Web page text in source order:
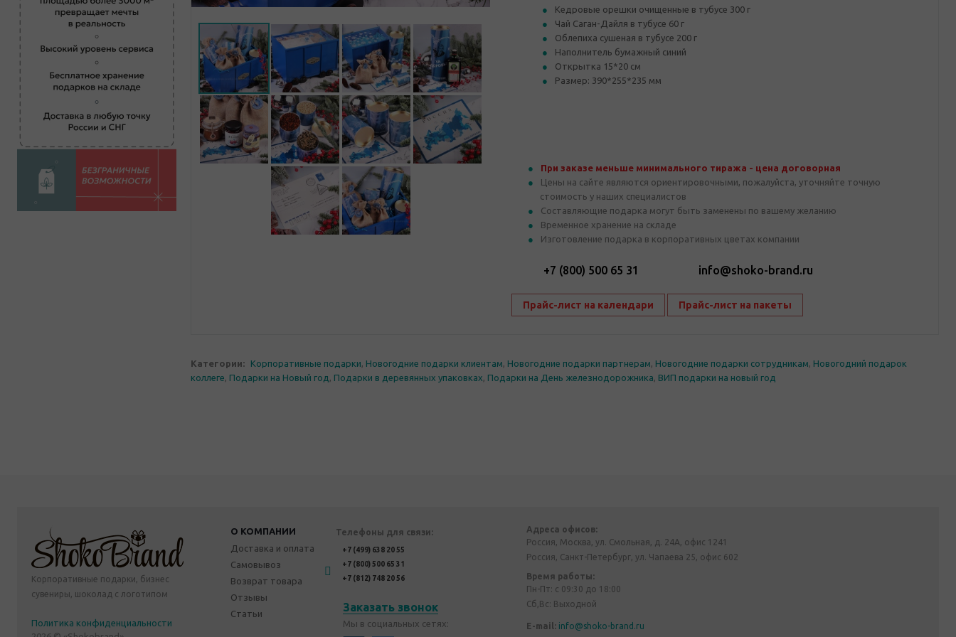
Кедровые орешки очищенные в тубусе 300 г
Чай Саган-Дайля в тубусе 60 г
Облепиха сушеная в тубусе 200 г
Наполнитель бумажный синий
Открытка 15*20 см
Размер: 390*255*235 мм
При заказе меньше минимального тиража - цена договорная
Цены на сайте являются ориентировочными, пожалуйста, уточняйте точную
стоимость у наших специалистов
Составляющие подарка могут быть заменены по вашему желанию
Временное хранение на складе
Изготовление подарка в корпоративных цветах компании
+7 (800) 500 65 31 info@shoko-brand.ru
Прайс-лист на календари Прайс-лист на пакеты
Категории: Корпоративные подарки, Новогодние подарки клиентам, Новогодние подарки партнерам, Новогодние подарки сотрудникам, Новогодний подарок
коллеге, Подарки на Новый год , Подарки в деревянных упаковках, Подарки на День железнодорожника, ВИП подарки на новый год
Корпоративные подарки, бизнес
сувениры, шоколад с логотипом
Политика конфиденциальности
О КОМПАНИИ
Доставка и оплата
Самовывоз
Возврат товара
Отзывы
Статьи
Телефоны для связи:
+7 (499) 638 20 55
+7 (800) 500 65 31
+7 (812) 748 20 56
Заказать звонок
Мы в социальных сетях:
Адреса офисов:
Россия, Москва, ул. Смольная, д. 24А, офис 1241
Россия, Санкт-Петербург, ул. Чапаева 25, офис 602
Время работы:
Пн-Пт: с 09:30 до 18:00
Сб,Вс: Выходной
E-mail: info@shoko-brand.ru